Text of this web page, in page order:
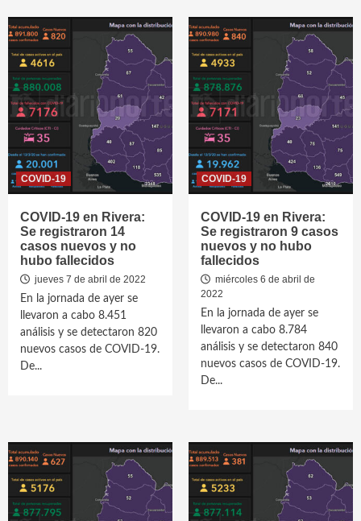
COVID-19
COVID-19 en Rivera:
Se registraron 14
casos nuevos y no
hubo fallecidos
jueves 7 de abril de 2022
En la jornada de ayer se
llevaron a cabo 8.451
análisis y se detectaron 820
nuevos casos de COVID-19.
De...
COVID-19
COVID-19 en Rivera:
Se registraron 9 casos
nuevos y no hubo
fallecidos
miércoles 6 de abril de
2022
En la jornada de ayer se
llevaron a cabo 8.784
análisis y se detectaron 840
nuevos casos de COVID-19.
De...